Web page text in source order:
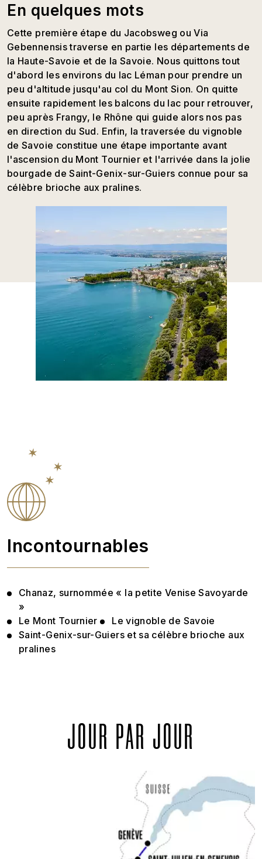
En quelques mots
Cette première étape du Jacobsweg ou Via
Gebennensis traverse en partie les départements de
la Haute-Savoie et de la Savoie. Nous quittons tout
d'abord les environs du lac Léman pour prendre un
peu d'altitude jusqu'au col du Mont Sion. On quitte
ensuite rapidement les balcons du lac pour retrouver,
peu après Frangy, le Rhône qui guide alors nos pas
en direction du Sud. Enfin, la traversée du vignoble
de Savoie constitue une étape importante avant
l'ascension du Mont Tournier et l'arrivée dans la jolie
bourgade de Saint-Genix-sur-Guiers connue pour sa
célèbre brioche aux pralines.
Incontournables
Chanaz, surnommée « la petite Venise Savoyarde
»
Le Mont Tournier
Le vignoble de Savoie
Saint-Genix-sur-Guiers et sa célèbre brioche aux
pralines
JOUR PAR JOUR